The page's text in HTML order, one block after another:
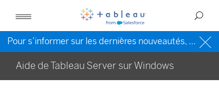
Pour s’informer sur les dernières nouveautés, veuillez consulter l’
Aide de Tableau Server sur Windows